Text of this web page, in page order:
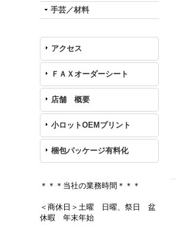
手芸／材料
アクセス
ＦＡＸオーダーシート
店舗 概要
小ロットOEMプリント
梱包パッケージ有料化
＊＊＊当社の業務時間＊＊＊
＜商休日＞土曜 日曜、祭日 盆
休暇 年末年始